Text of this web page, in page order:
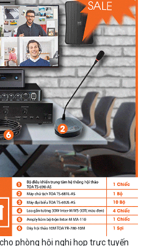
phòng hội nghị họp trực tuyến